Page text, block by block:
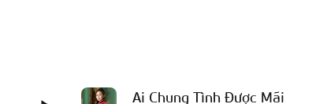
Ai Chung Tình Được Mãi